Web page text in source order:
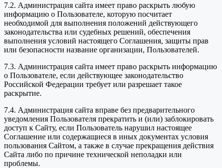
7.2. Администрация сайта имеет право раскрыть любую
информацию о Пользователе, которую посчитает
необходимой для выполнения положений действующего
законодательства или судебных решений, обеспечения
выполнения условий настоящего Соглашения, защиты прав
или безопасности название организации, Пользователей.
7.3. Администрация сайта имеет право раскрыть информацию
о Пользователе, если действующее законодательство
Российской Федерации требует или разрешает такое
раскрытие.
7.4. Администрация сайта вправе без предварительного
уведомления Пользователя прекратить и (или) заблокировать
доступ к Сайту, если Пользователь нарушил настоящее
Соглашение или содержащиеся в иных документах условия
пользования Сайтом, а также в случае прекращения действия
Сайта либо по причине технической неполадки или
проблемы.